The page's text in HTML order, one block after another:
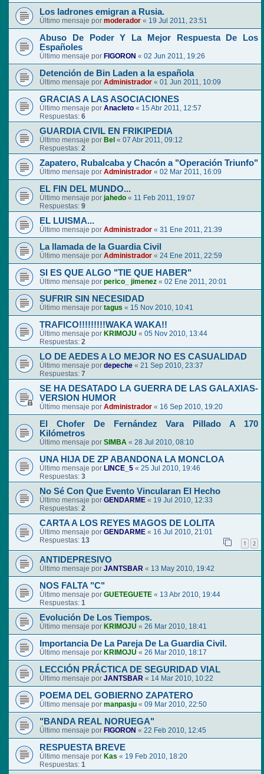
Los ladrones emigran a Rusia.
Último mensaje por moderador « 19 Jul 2011, 23:51
Abuso De Poder Y La Mejor Respuesta De Los
Españoles
Último mensaje por FIGORON « 02 Jun 2011, 19:26
Detención de Bin Laden a la española
Último mensaje por Administrador « 01 Jun 2011, 10:09
GRACIAS A LAS ASOCIACIONES
Último mensaje por Anacleto « 15 Abr 2011, 12:57
Respuestas: 6
GUARDIA CIVIL EN FRIKIPEDIA
Último mensaje por Bel « 07 Abr 2011, 09:12
Respuestas: 2
Zapatero, Rubalcaba y Chacón a "Operación Triunfo"
Último mensaje por Administrador « 02 Mar 2011, 16:09
EL FIN DEL MUNDO...
Último mensaje por jahedo « 11 Feb 2011, 19:07
Respuestas: 9
EL LUISMA...
Último mensaje por Administrador « 31 Ene 2011, 21:39
La llamada de la Guardia Civil
Último mensaje por Administrador « 24 Ene 2011, 22:59
SI ES QUE ALGO "TIE QUE HABER"
Último mensaje por perico_ jimenez « 02 Ene 2011, 20:01
SUFRIR SIN NECESIDAD
Último mensaje por tagus « 15 Nov 2010, 10:41
TRAFICO!!!!!!!!!WAKA WAKA!!
Último mensaje por KRIMOJU « 05 Nov 2010, 13:44
Respuestas: 2
LO DE AEDES A LO MEJOR NO ES CASUALIDAD
Último mensaje por depeche « 21 Sep 2010, 23:37
Respuestas: 7
SE HA DESATADO LA GUERRA DE LAS GALAXIAS-
VERSION HUMOR
Último mensaje por Administrador « 16 Sep 2010, 19:20
El Chofer De Fernández Vara Pillado A 170
Kilómetros
Último mensaje por SIMBA « 28 Jul 2010, 08:10
UNA HIJA DE ZP ABANDONA LA MONCLOA
Último mensaje por LINCE_5 « 25 Jul 2010, 19:46
Respuestas: 3
No Sé Con Que Evento Vincularan El Hecho
Último mensaje por GENDARME « 19 Jul 2010, 12:33
Respuestas: 2
CARTA A LOS REYES MAGOS DE LOLITA
Último mensaje por GENDARME « 16 Jul 2010, 21:01
Respuestas: 13 1 2
ANTIDEPRESIVO
Último mensaje por JANTSBAR « 13 May 2010, 19:42
NOS FALTA "C"
Último mensaje por GUETEGUETE « 13 Abr 2010, 19:44
Respuestas: 1
Evolución De Los Tiempos.
Último mensaje por KRIMOJU « 26 Mar 2010, 18:41
Importancia De La Pareja De La Guardia Civil.
Último mensaje por KRIMOJU « 26 Mar 2010, 18:17
LECCIÓN PRÁCTICA DE SEGURIDAD VIAL
Último mensaje por JANTSBAR « 14 Mar 2010, 10:22
POEMA DEL GOBIERNO ZAPATERO
Último mensaje por manpasju « 09 Mar 2010, 22:50
"BANDA REAL NORUEGA"
Último mensaje por FIGORON « 22 Feb 2010, 12:45
RESPUESTA BREVE
Último mensaje por Kas « 19 Feb 2010, 18:20
Respuestas: 1